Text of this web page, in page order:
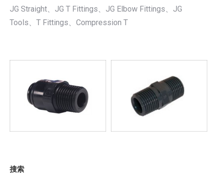
JG Straight、JG T Fittings、JG Elbow Fittings、JG
Tools、T Fittings、Compression T
搜索